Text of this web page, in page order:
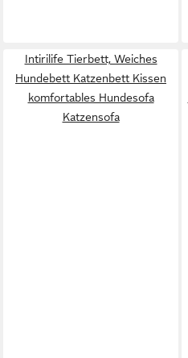
Intirilife Tierbett, Weiches
Hundebett Katzenbett Kissen
komfortables Hundesofa
Katzensofa